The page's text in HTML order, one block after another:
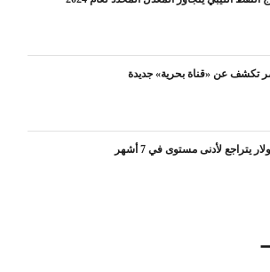
تكشف عن «قناة بحرية» جديدة
يتراجع لأدنى مستوى في 7 أشهر